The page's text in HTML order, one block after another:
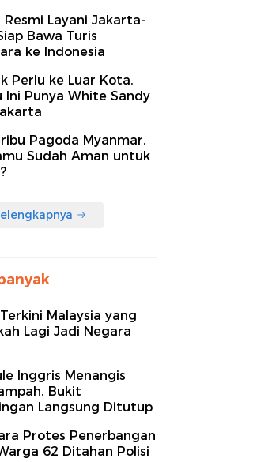
Resmi Layani Jakarta-
Bawa Turis
ke Indonesia
Perlu ke Luar Kota,
Ini Punya White Sandy
Pagoda Myanmar,
Sudah Aman untuk
Malaysia yang
Lagi Jadi Negara
Inggris Menangis
Bukit
Langsung Ditutup
Protes Penerbangan
62 Ditahan Polisi